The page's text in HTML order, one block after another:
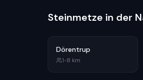
Steinmetze in der
Dörentrup
1•8 km